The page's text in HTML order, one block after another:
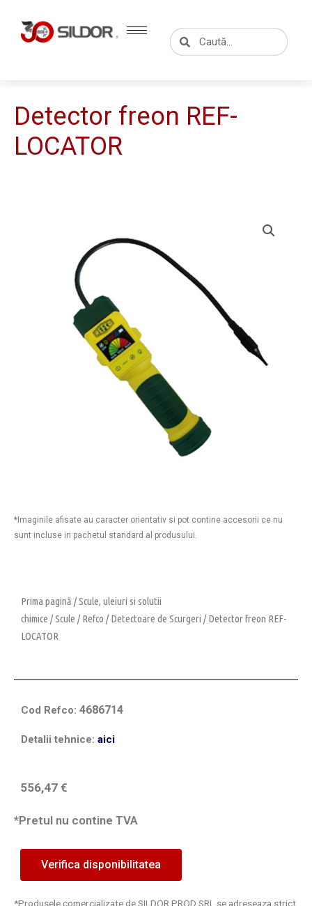
content
CautăCaută
Detector freon REF-
LOCATOR
*Imaginile afisate au caracter orientativ si pot contine accesorii ce nu
sunt incluse in pachetul standard al produsului.
Prima pagină /Scule, uleiuri si solutii
chimice /Scule /Refco /Detectoare de Scurgeri / Detector freon REF-
LOCATOR
Cod Refco: 4686714
Detalii tehnice: aici
556,47 €
*Pretul nu contine TVA
Verifica disponibilitatea
*Produsele comercializate de SILDOR PROD SRL se adreseaza strict